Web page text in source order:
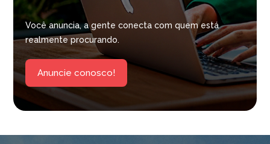
Você anuncia, a gente conecta com quem está
realmente procurando.
Anuncie conosco!